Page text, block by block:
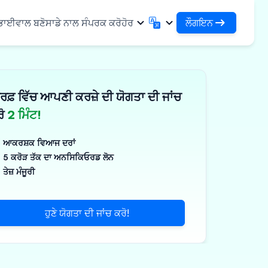
ਅਤੇ ਉਦਯੋਗਿਕ
ਅਤੇ ਮੈਡੀਕਲ
ਅਤੇ ਛੋਟੇ ਉਪਕਰਣ
ਬਣੋਸਾਡੇ ਨਾਲ ਸੰਪਰਕ ਕਰੋਹੋਰ
हिन्दी
ଓଡ଼ିଆ
తెలుగు
Telugu
বাংলা
ਲੌਗਇਨ
DSA ਵਜੋਂ ਲੌਗਇਨ ਕਰੋ
ਵਿੱਚ ਆਪਣੀ ਕਰਜ਼ੇ ਦੀ ਯੋਗਤਾ ਦੀ ਜਾਂਚ
2 ਮਿੰਟ!
ਆਕਰਸ਼ਕ ਵਿਆਜ ਦਰਾਂ
5 ਕਰੋੜ ਤੱਕ ਦਾ ਅਨਸਿਕਿਓਰਡ ਲੋਨ
ਤੇਜ਼ ਮੰਜੂਰੀ
ਹੁਣੇ ਯੋਗਤਾ ਦੀ ਜਾਂਚ ਕਰੋ!